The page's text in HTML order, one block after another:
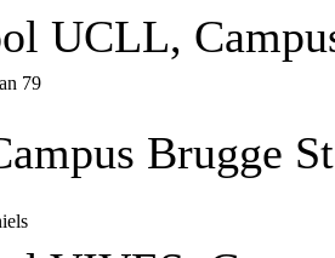
UCLL,
79
Brugge